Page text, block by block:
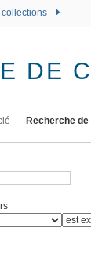
collections
DE
Recherche